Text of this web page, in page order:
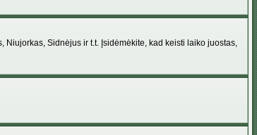
Sidnėjus ir t.t. Įsidėmėkite, kad keisti laiko juostas,